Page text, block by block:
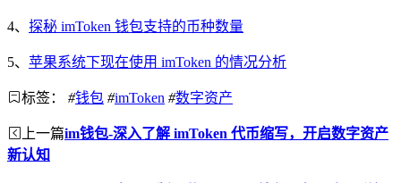
4、 探秘 imToken 钱包支持的币种数量
5、 苹果系统下现在使用 imToken 的情况分析
标签： #钱包 #imToken #数字资产
上一篇im钱包-深入了解 imToken 代币缩写，开启数字资产
新认知